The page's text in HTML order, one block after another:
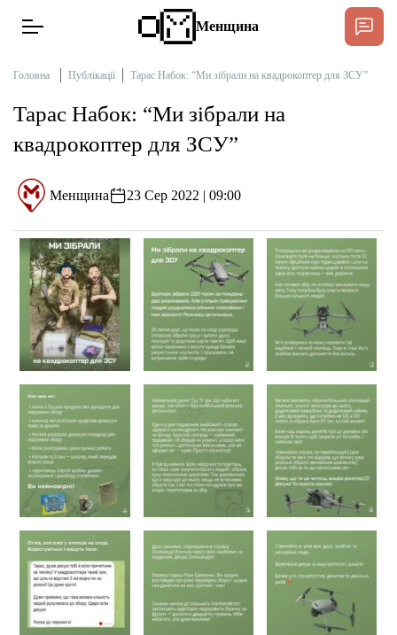
Новини
Інтерв’ю
Тексти
Публікації
Про нас
Бюджет
Тендери
Довідник
Контакти
Рекламні прайси
Менщина
Головна Публікації Тарас Набок: “Ми зібрали на квадрокоптер для ЗСУ”
Тарас Набок: “Ми зібрали на
квадрокоптер для ЗСУ”
Менщина 23 Сер 2022 | 09:00